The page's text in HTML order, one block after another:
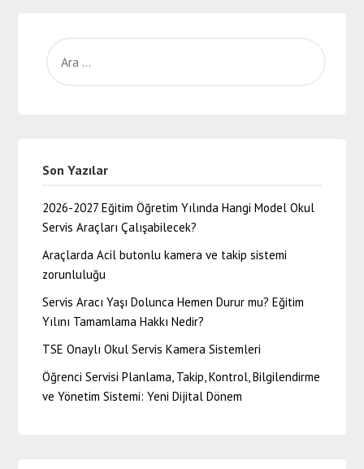
Son Yazılar
2026-2027 Eğitim Öğretim Yılında Hangi Model Okul
Servis Araçları Çalışabilecek?
Araçlarda Acil butonlu kamera ve takip sistemi
zorunluluğu
Servis Aracı Yaşı Dolunca Hemen Durur mu? Eğitim
Yılını Tamamlama Hakkı Nedir?
TSE Onaylı Okul Servis Kamera Sistemleri
Öğrenci Servisi Planlama, Takip, Kontrol, Bilgilendirme
ve Yönetim Sistemi: Yeni Dijital Dönem